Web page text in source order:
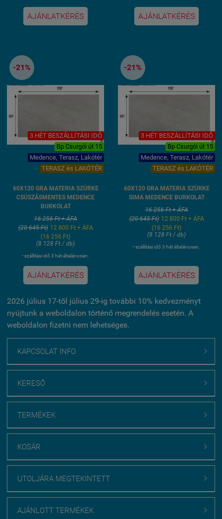
AJÁNLATKÉRÉS AJÁNLATKÉRÉS
-21%
3 HÉT BESZÁLLÍTÁSI IDŐ
Bp Csurgói út 15
Medence, Terasz, Lakótér
TERASZ és LAKÓTÉR
60X120 GRA MATERIA SZÜRKE
CSÚSZÁSMENTES MEDENCE
BURKOLAT
16 256 Ft + ÁFA
(20 645 Ft) 12 800 Ft + ÁFA
(16 256 Ft)
(8 128 Ft / db)
• szállítási idő 3 hét általánosan.
AJÁNLATKÉRÉS
-21%
3 HÉT BESZÁLLÍTÁSI IDŐ
Bp Csurgói út 15
Medence, Terasz, Lakótér
TERASZ és LAKÓTÉR
60X120 GRA MATERIA SZÜRKE
SIMA MEDENCE BURKOLAT
16 256 Ft + ÁFA
(20 645 Ft) 12 800 Ft + ÁFA
(16 256 Ft)
(8 128 Ft / db)
• szállítási idő 3 hét általánosan.
AJÁNLATKÉRÉS
2026 július 17-től július 29-ig további 10% kedvezményt
nyújtunk a weboldalon történő megrendelés esetén. A
weboldalon fizetni nem lehetséges.
KAPCSOLAT INFO 
KERESŐ 
TERMÉKEK 
KOSÁR 
UTOLJÁRA MEGTEKINTETT 
AJÁNLOTT TERMÉKEK 